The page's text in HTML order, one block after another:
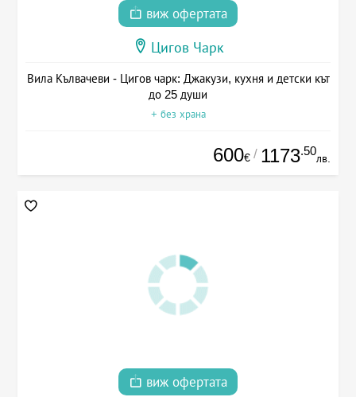
виж офертата
Цигов Чарк
Вила Кълвачеви - Цигов чарк: Джакузи, кухня и детски кът
до 25 души
+ без храна
600€ / 1173.50
лв.
виж офертата